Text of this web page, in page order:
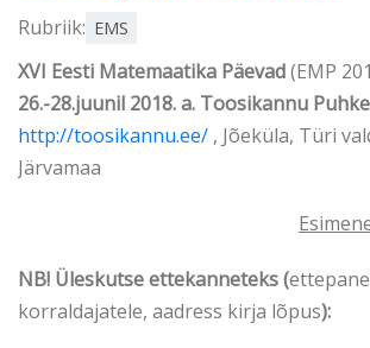
Rubriik: EMS
XVI Eesti Matemaatika Päevad(EMP
26.-28.juunil 2018. a. Toosikannu
http://toosikannu.ee/ , Jõeküla, Türi
Järvamaa
NB! Üleskutse ettekanneteks (
korraldajatele, aadress kirja lõpus):